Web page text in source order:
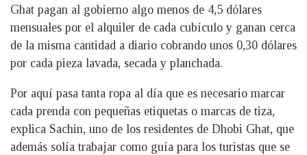
Ghat pagan al gobierno algo menos de 4,5 dólares
mensuales por el alquiler de cada cubículo y ganan cerca
de la misma cantidad a diario cobrando unos 0,30 dólares
por cada pieza lavada, secada y planchada.
Por aquí pasa tanta ropa al día que es necesario marcar
cada prenda con pequeñas etiquetas o marcas de tiza,
explica Sachin, uno de los residentes de Dhobi Ghat, que
además solía trabajar como guía para los turistas que se